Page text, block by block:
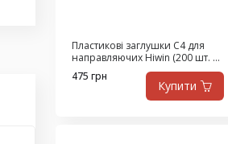
Пластикові заглушки С4 для
направляючих Hiwin (200 шт. в
упаковці)
475 грн
Купити